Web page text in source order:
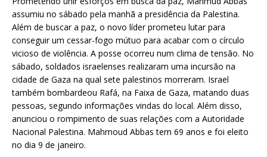
assumiu no sábado pela manhã a presidência da Palestina.
Além de buscar a paz, o novo líder prometeu lutar para
conseguir um cessar-fogo mútuo para acabar com o círculo
vicioso de violência. A posse ocorreu num clima de tensão. No
sábado, soldados israelenses realizaram uma incursão na
cidade de Gaza na qual sete palestinos morreram. Israel
também bombardeou Rafá, na Faixa de Gaza, matando duas
pessoas, segundo informações vindas do local. Além disso,
anunciou o rompimento de suas relações com a Autoridade
Nacional Palestina. Mahmoud Abbas tem 69 anos e foi eleito
no dia 9 de janeiro.